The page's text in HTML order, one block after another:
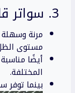
3. سواتر قابلة للسحب
مرنة وسهلة
مستوى
أيضًا
المختلفة.
بينما توفر